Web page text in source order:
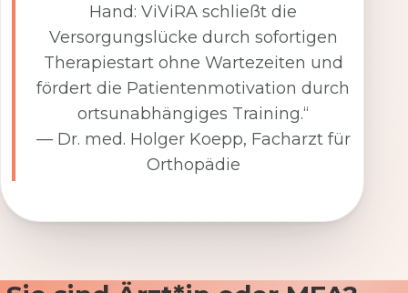
Hand: ViViRA schließt die
Versorgungslücke durch sofortigen
Therapiestart ohne Wartezeiten und
fördert die Patientenmotivation durch
ortsunabhängiges Training.“
— Dr. med. Holger Koepp, Facharzt für
Orthopädie